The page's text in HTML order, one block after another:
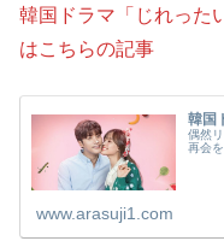
韓国ドラマ「じれった
はこちらの記事
韓国
偶然
再会
www.arasuji1.com